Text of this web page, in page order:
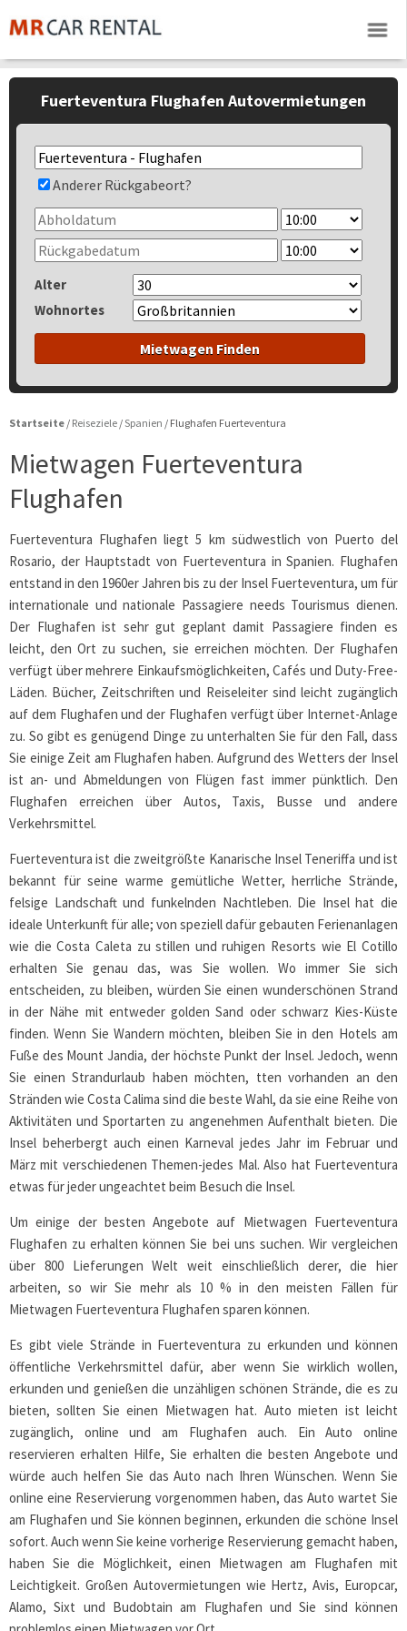
Fuerteventura Flughafen Autovermietungen
Anderer Rückgabeort?
Alter
Wohnortes
Mietwagen Finden
Startseite / Reiseziele /Spanien / Flughafen Fuerteventura
Mietwagen Fuerteventura
Flughafen
Fuerteventura Flughafen liegt 5 km südwestlich von Puerto del
Rosario, der Hauptstadt von Fuerteventura in Spanien. Flughafen
entstand in den 1960er Jahren bis zu der Insel Fuerteventura, um für
internationale und nationale Passagiere needs Tourismus dienen.
Der Flughafen ist sehr gut geplant damit Passagiere finden es
leicht, den Ort zu suchen, sie erreichen möchten. Der Flughafen
verfügt über mehrere Einkaufsmöglichkeiten, Cafés und Duty-Free-
Läden. Bücher, Zeitschriften und Reiseleiter sind leicht zugänglich
auf dem Flughafen und der Flughafen verfügt über Internet-Anlage
zu. So gibt es genügend Dinge zu unterhalten Sie für den Fall, dass
Sie einige Zeit am Flughafen haben. Aufgrund des Wetters der Insel
ist an- und Abmeldungen von Flügen fast immer pünktlich. Den
Flughafen erreichen über Autos, Taxis, Busse und andere
Verkehrsmittel.
Fuerteventura ist die zweitgrößte Kanarische Insel Teneriffa und ist
bekannt für seine warme gemütliche Wetter, herrliche Strände,
felsige Landschaft und funkelnden Nachtleben. Die Insel hat die
ideale Unterkunft für alle; von speziell dafür gebauten Ferienanlagen
wie die Costa Caleta zu stillen und ruhigen Resorts wie El Cotillo
erhalten Sie genau das, was Sie wollen. Wo immer Sie sich
entscheiden, zu bleiben, würden Sie einen wunderschönen Strand
in der Nähe mit entweder golden Sand oder schwarz Kies-Küste
finden. Wenn Sie Wandern möchten, bleiben Sie in den Hotels am
Fuße des Mount Jandia, der höchste Punkt der Insel. Jedoch, wenn
Sie einen Strandurlaub haben möchten, tten vorhanden an den
Stränden wie Costa Calima sind die beste Wahl, da sie eine Reihe von
Aktivitäten und Sportarten zu angenehmen Aufenthalt bieten. Die
Insel beherbergt auch einen Karneval jedes Jahr im Februar und
März mit verschiedenen Themen-jedes Mal. Also hat Fuerteventura
etwas für jeder ungeachtet beim Besuch die Insel.
Um einige der besten Angebote auf Mietwagen Fuerteventura
Flughafen zu erhalten können Sie bei uns suchen. Wir vergleichen
über 800 Lieferungen Welt weit einschließlich derer, die hier
arbeiten, so wir Sie mehr als 10 % in den meisten Fällen für
Mietwagen Fuerteventura Flughafen sparen können.
Es gibt viele Strände in Fuerteventura zu erkunden und können
öffentliche Verkehrsmittel dafür, aber wenn Sie wirklich wollen,
erkunden und genießen die unzähligen schönen Strände, die es zu
bieten, sollten Sie einen Mietwagen hat. Auto mieten ist leicht
zugänglich, online und am Flughafen auch. Ein Auto online
reservieren erhalten Hilfe, Sie erhalten die besten Angebote und
würde auch helfen Sie das Auto nach Ihren Wünschen. Wenn Sie
online eine Reservierung vorgenommen haben, das Auto wartet Sie
am Flughafen und Sie können beginnen, erkunden die schöne Insel
sofort. Auch wenn Sie keine vorherige Reservierung gemacht haben,
haben Sie die Möglichkeit, einen Mietwagen am Flughafen mit
Leichtigkeit. Großen Autovermietungen wie Hertz, Avis, Europcar,
Alamo, Sixt und Budobtain am Flughafen und Sie sind können